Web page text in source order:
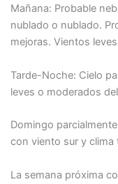
Mañana: Probable
nublado o nublado.
mejoras. Vientos
Tarde-Noche: Cielo
leves o moderados
Domingo
con viento sur y clima
La semana próxima